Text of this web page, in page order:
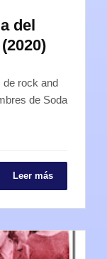
del
de rock and
de Soda
Leer más